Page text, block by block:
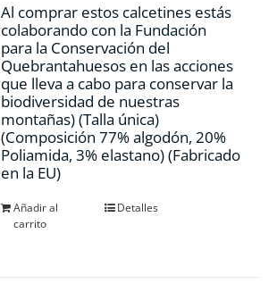
Al comprar estos calcetines estás
colaborando con la Fundación
para la Conservación del
Quebrantahuesos en las acciones
que lleva a cabo para conservar la
biodiversidad de nuestras
montañas) (Talla única)
(Composición 77% algodón, 20%
Poliamida, 3% elastano) (Fabricado
en la EU)
Añadir al
carrito
Detalles